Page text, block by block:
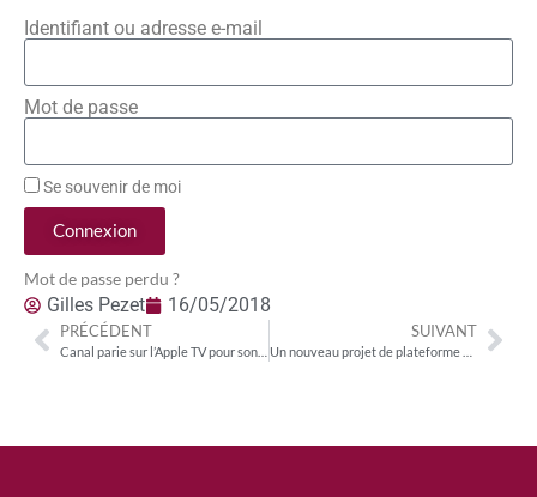
Identifiant ou adresse e-mail
Mot de passe
Se souvenir de moi
Connexion
Mot de passe perdu ?
Gilles Pezet 16/05/2018
PRÉCÉDENT SUIVANT